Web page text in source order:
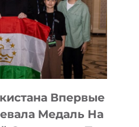
Впервые
Медаль На